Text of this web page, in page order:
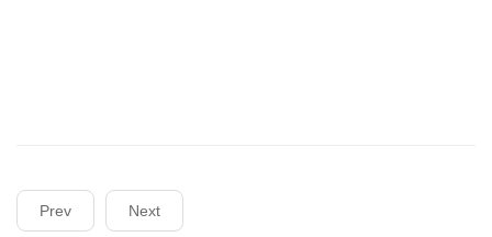
Prev Next